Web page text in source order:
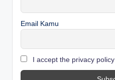
Email Kamu
I accept the privacy policy